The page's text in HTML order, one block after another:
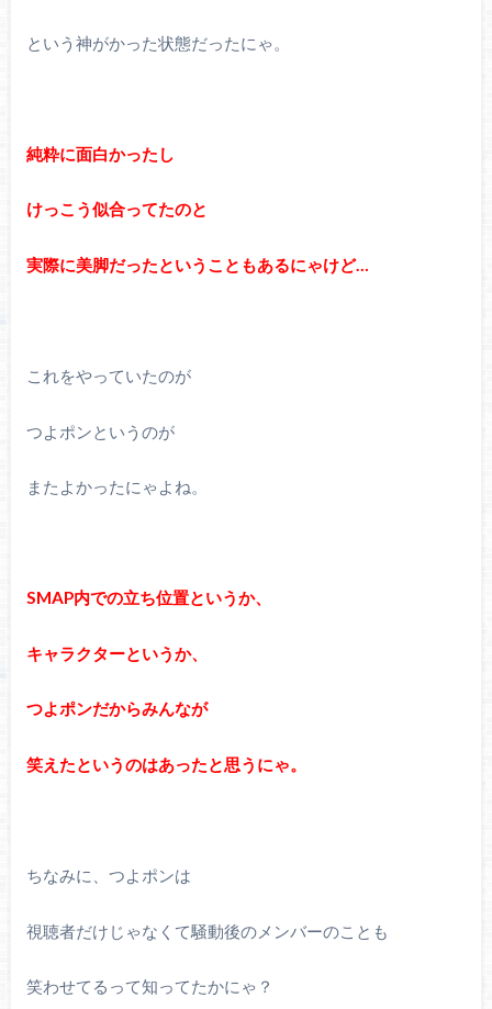
という神がかった状態だったにゃ。
純粋に面白かったし
けっこう似合ってたのと
実際に美脚だったということもあるにゃけど…
これをやっていたのが
つよポンというのが
またよかったにゃよね。
SMAP内での立ち位置というか、
キャラクターというか、
つよポンだからみんなが
笑えたというのはあったと思うにゃ。
ちなみに、つよポンは
視聴者だけじゃなくて騒動後のメンバーのことも
笑わせてるって知ってたかにゃ？